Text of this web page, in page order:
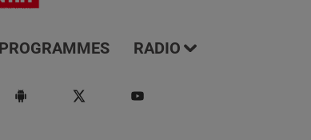
PROGRAMMES RADIO